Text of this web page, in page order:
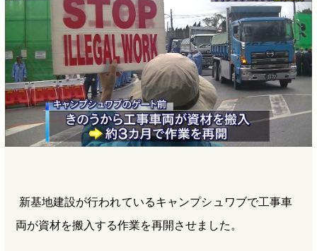
a
s
新基地建設が行われているキャンプシュワブで工事車
両が資材を搬入する作業を再開させました。